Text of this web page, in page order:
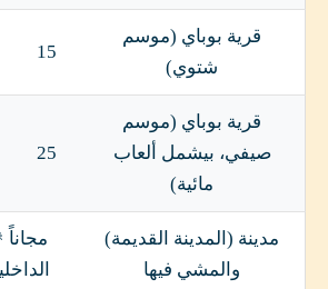
قرية بوباي (موسم
شتوي)
15
قرية بوباي (موسم
صيفي، بيشمل ألعاب
مائية)
25
مدينة (المدينة القديمة)
والمشي فيها